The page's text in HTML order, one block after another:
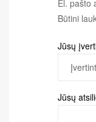
El. pašto
Būtini
Jūsų
Jūsų